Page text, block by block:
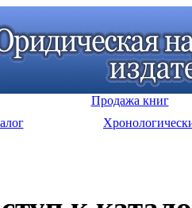
Продажа книг